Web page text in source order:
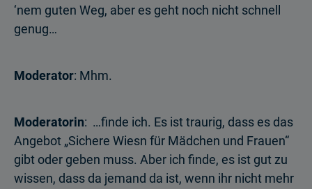
‘nem guten Weg, aber es geht noch nicht schnell
genug…
Moderator: Mhm.
Moderatorin: …finde ich. Es ist traurig, dass es das
Angebot „Sichere Wiesn für Mädchen und Frauen“
gibt oder geben muss. Aber ich finde, es ist gut zu
wissen, dass da jemand da ist, wenn ihr nicht mehr